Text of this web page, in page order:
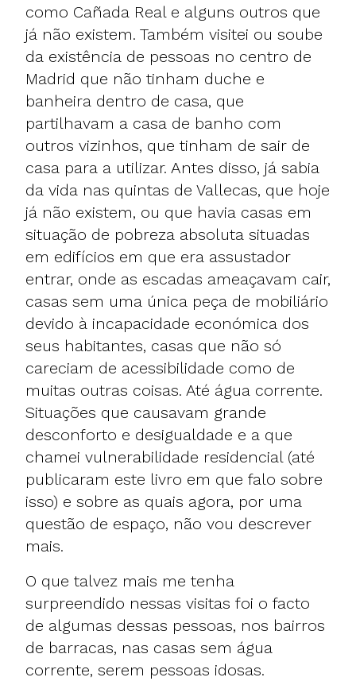
como Cañada Real e alguns outros que
já não existem. Também visitei ou soube
da existência de pessoas no centro de
Madrid que não tinham duche e
banheira dentro de casa, que
partilhavam a casa de banho com
outros vizinhos, que tinham de sair de
casa para a utilizar. Antes disso, já sabia
da vida nas quintas de Vallecas, que hoje
já não existem, ou que havia casas em
situação de pobreza absoluta situadas
em edifícios em que era assustador
entrar, onde as escadas ameaçavam cair,
casas sem uma única peça de mobiliário
devido à incapacidade económica dos
seus habitantes, casas que não só
careciam de acessibilidade como de
muitas outras coisas. Até água corrente.
Situações que causavam grande
desconforto e desigualdade e a que
chamei vulnerabilidade residencial (até
publicaram este livro em que falo sobre
isso) e sobre as quais agora, por uma
questão de espaço, não vou descrever
mais.
O que talvez mais me tenha
surpreendido nessas visitas foi o facto
de algumas dessas pessoas, nos bairros
de barracas, nas casas sem água
corrente, serem pessoas idosas.